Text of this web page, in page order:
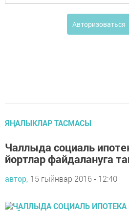
Авторизоваться
ЯҢАЛЫКЛАР ТАСМАСЫ
Чаллыда социаль
йортлар файдалануга
автор, 15 гыйнвар 2016 - 12:40